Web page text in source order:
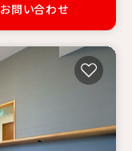
お問い合わせ